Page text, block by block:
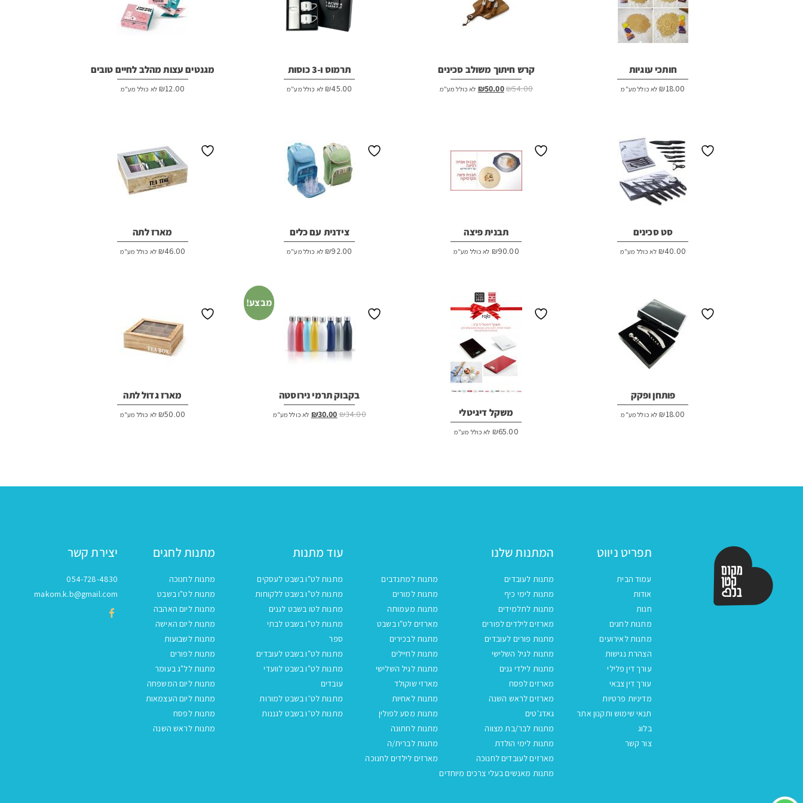
חותכי עוגיות
₪18.00 לא כולל מע"מ
קרש חיתוך משולב סכינים
₪54.00
המחיר₪50.00 המחיר
לא כולל מע"מ
תרמוס ו-3 כוסות
₪45.00 לא כולל מע"מ
מגנטים עצות מהלב לחיים טובים
₪12.00 לא כולל מע"מ
סט סכינים
₪40.00 לא כולל מע"מ
תבנית פיצה
₪90.00 לא כולל מע"מ
צידנית עם כלים
₪92.00 לא כולל מע"מ
מארז לתה
₪46.00 לא כולל מע"מ
פותחן ופקק
₪18.00 לא כולל מע"מ משקל דיגיטלי
₪65.00 לא כולל מע"מ
מבצע!
בקבוק תרמי נירוסטה
₪34.00
המחיר₪30.00 המחיר
לא כולל מע"מ
מארז גדול לתה
₪50.00 לא כולל מע"מ
תפריט ניווט
עמוד הבית
אודות
חנות
מתנות לחגים
מתנות לאירועים
הצהרת נגישות
עורך דין פלילי
עורך דין צבאי
מדיניות פרטיות
תנאי שימוש ותקנון אתר
בלוג
צור קשר
המתנות שלנו
מתנות לעובדים
מתנות למתנדבים
מתנות לימי כיף
מתנות למורים
מתנות לתלמידים
מתנות מעמותה
מארזים לילדים לפורים
מארזים לט"ו בשבט
מתנות פורים לעובדים
מתנות לבכירים
מתנות לגיל השלישי
מתנות לחיילים
מתנות לילדי גנים
מתנות לגיל השלישי
מארזים לפסח
מארזי שוקולד
מארזים לראש השנה
מתנות לאחיות
גאדג'טים
מתנות מסע לפולין
מתנות לבר/בת מצווה
מתנות לחתונה
מתנות לימי הולדת
מתנות לברית/ה
מארזים לעובדים לחנוכה
מארזים לילדים לחנוכה
מתנות מאנשים בעלי צרכים מיוחדים
עוד מתנות
מתנות לט"ו בשבט לעסקים
מתנות לט"ו בשבט ללקוחות
מתנות לטו בשבט לגנים
מתנות לט"ו בשבט לבתי
ספר
מתנות לט"ו בשבט לעובדים
מתנות לט"ו בשבט לוועדי
עובדים
מתנות לט״ו בשבט למורות
מתנות לט״ו בשבט לגננות
מתנות לחגים
מתנות לחנוכה
מתנות לט"ו בשבט
מתנות ליום האהבה
מתנות ליום האישה
מתנות לשבועות
מתנות לפורים
מתנות לל"ג בעומר
מתנות ליום המשפחה
מתנות ליום העצמאות
מתנות לפסח
מתנות לראש השנה
יצירת קשר
054-728-4830
makom.k.b@gmail.com